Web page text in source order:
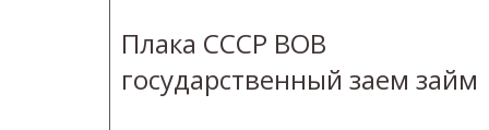
Плака СССР ВОВ
государственный заем займ